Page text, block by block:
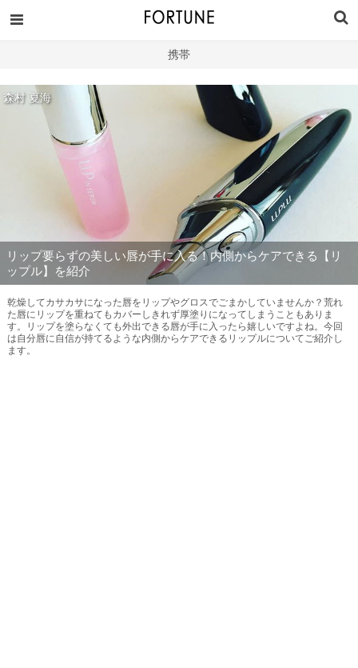
携帯
森村 夏海
リップ要らずの美しい唇が手に入る！内側からケアできる【リ
ップル】を紹介
乾燥してカサカサになった唇をリップやグロスでごまかしていませんか？荒れ
た唇にリップを重ねてもカバーしきれず厚塗りになってしまうこともありま
す。リップを塗らなくても外出できる唇が手に入ったら嬉しいですよね。今回
は自分唇に自信が持てるような内側からケアできるリップルについてご紹介し
ます。